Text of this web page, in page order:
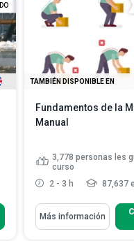
TAMBIÉN DISPONIBLE EN
Fundamentos de la
Manual
3,778 personas les
curso
2 - 3 h
87,637
Más información